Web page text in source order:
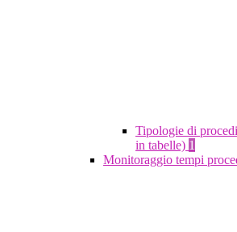
Tipologie di
in tabelle) 1
Monitoraggio tempi